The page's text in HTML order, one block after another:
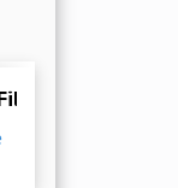
& Create